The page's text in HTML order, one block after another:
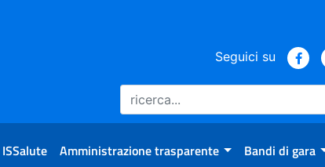
Seguici su
ISSalute Amministrazione trasparente Bandi di gara